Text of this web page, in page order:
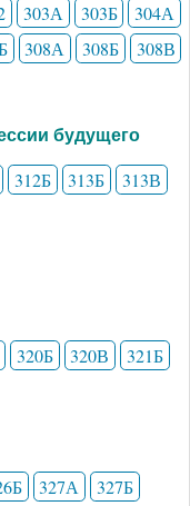
303А 303Б
304А
308А 308Б
308В
будущего
312Б 313Б
313В
320Б 320В
321Б
327А 327Б